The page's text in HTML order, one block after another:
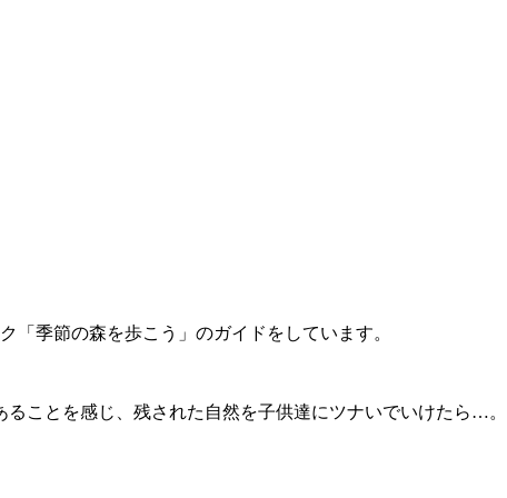
「季節の森を歩こう」のガイドをしています。
ことを感じ、残された自然を子供達にツナいでいけたら…